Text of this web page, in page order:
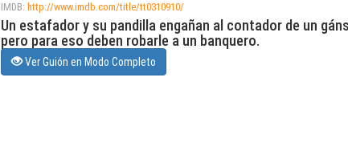
IMDB: http://www.imdb.com/title/tt0310910/
Un estafador y su pandilla engañan al contador de un
pero para eso deben robarle a un banquero.
Ver Guión en Modo Completo